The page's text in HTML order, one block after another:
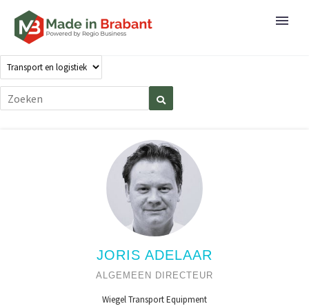
JORIS ADELAAR
ALGEMEEN DIRECTEUR
Wiegel Transport Equipment